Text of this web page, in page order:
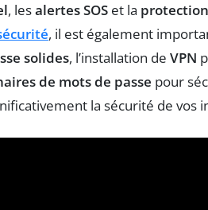
, lesalertes SOS et la
, il est également
solides, l’installation de VPN
de mots de passe pour
la sécurité de vos